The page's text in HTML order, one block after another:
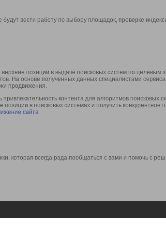
вести работу по выбору площадок, проверке
позиции в выдаче поисковых систем по
На основе полученных данных специалистами
продвижения.
контента для алгоритмов поисковых
в поисковых системах и получить конкурентное
сайта
которая всегда рада пообщаться с вами и помочь с